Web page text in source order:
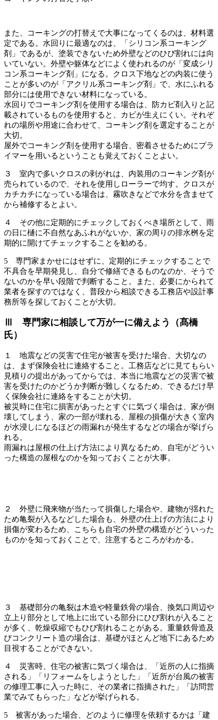
また、コーキングの打替えで大事になってくるのは、材料選
定である。水回りに最適なのは、「シリコン系コーキング
剤」であるが、塗装できないため外壁などのひび割れには向
いていない。外壁や躯体などによく使われるのが「変成シリ
コン系コーキング剤」になる。クロス下地などの内装に使う
ことが多いのが「アクリル系コーキング剤」で、水にふれる
部分には使用できない材料になっている。
水回りでコーキング剤を使用する場合は、防カビ剤入りと記
載されているものを使用すると、カビが生えにくい。それぞ
れの場所や用途に合わせて、コーキング剤を選定することが
大切。
屋外でコーキング剤を使用する場合、密着させるためにプラ
イマーを用いるということも覚えておくことよい。
３ 室内で多いクロスの剥がれは、内装用のコーキング剤が
売られているので、それを使用しローラーで均す。クロスが
カチカチになっている場合は、霧吹きなどで水分を含ませて
から補修するとよい。
４ その他に定期的にチェックしておくべき場所として、雨
の日に樋に不自然なあふれがないか、家の周りの排水桝を定
期的に開けてチェックすることを勧める。
5 専門家まかせにはせずに、定期的にチェックすることで
不具合を早期発見し、自分で修繕できるものなのか、そうで
ないのかを早い段階で判断すること。また、必要にかられて
業者を探すのではなく、普段から相談できる工務店や設計事
務所等を探しておくことが大切。
Ⅲ 専門家に相談して万が一に備えよう（髙橋
氏）
１ 地震などの災害で住宅が被害を受けた場合、大切なの
は、まず保険会社に連絡すること。工務店などに見てもらい
見積りの提出があってからでは、本当に地震などの災害で被
害を受けたのかどうか判断が難しくなるため、できるだけ早
く保険会社に連絡をすることが大切。
被災時に住宅に損害があったとすぐに気づく場合は、家が倒
壊してしまう、家の一部が壊れる、屋根の損傷が大きく室内
が水浸しになるほどの雨漏れが発生するなどの場合が挙げら
れる。
雨漏れは屋根の仕上げ方法により異なるため、自宅がどうい
った構造の屋根なのかを知っておくことが大事。
２ 外壁に飛来物が当たって損傷した場合や、建物が揺れた
ため亀裂が入るなどした場合も、外壁の仕上げの方法により
損傷が変わるため、こちらも自宅の外壁の構造がどういった
ものかを知っておくことで、注意するところがわかる。
３ 基礎部分の亀裂は木造や軽量鉄骨の場合、換気口周辺や
立上り部分として地上に出ている部分にひび割れが入ること
が多く、乾燥収縮でもひび割れることがある。重量鉄骨造及
びコンクリート造の場合は、基礎がほとんど地下にあるため
目視することができない。
４ 災害時、住宅の被害に気づく場合は、「近所の人に指摘
される」「リフォームをしようとした」「近所が台風の被害
の修理工事に入った時に、その業者に指摘された」「訪問営
業でみてもらった」などが挙げられる。
5 被害があった場合、どのように修理を依頼するかは「建